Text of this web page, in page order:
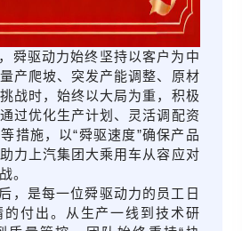
舜驱动力始终坚持以客户为中
产爬坡、突发产能调整、原材
战时，始终以大局为重，积极
过优化生产计划、灵活调配资
措施，以“舜驱速度”确保产品
力上汽集团大乘用车从容应对
。
，是每一位舜驱动力的员工日
付出。从生产一线到技术研